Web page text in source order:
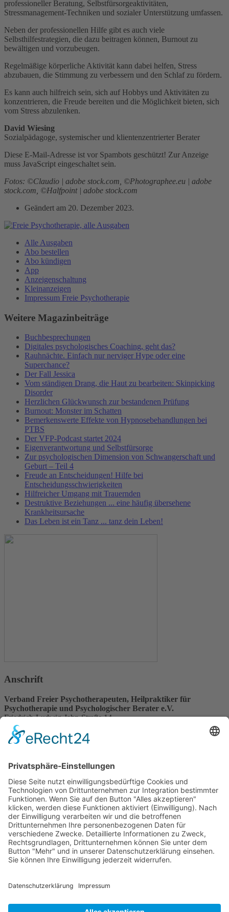
professioneller Beratung, Selbstfürsorgeaktivitäten,
Stressmanagement-Techniken und sozialer Unterstützung umfassen.
Neben der professionellen Hilfe gibt es auch viele
Selbsthilfestrategien, die dazu beitragen können, Burnout zu
bewältigen und vorzubeugen.
Regelmäßige körperliche Aktivität kann dabei helfen, Stress
abzubauen, die Stimmung zu verbessern und den Schlaf zu fördern.
Es kann auch hilfreich sein, sich auf Hobbys und Aktivitäten zu
konzentrieren, die Freude bereiten und die Möglichkeit bieten, sich
vom Stress abzulenken.
David Wiesing
Sozialpädagoge, systemischer und klientenzentrierter Berater
Diese E-Mail-Adresse ist vor Spambots geschützt! Zur Anzeige
muss JavaScript eingeschaltet sein.
Fotos: ©Claudio | adobe stock.com, ©Photographee.eu | adobe
stock.com, ©Halfpoint | adobe stock.com
Geändert am 20. Dezember 2023.
Alle Ausgaben
Abo bestellen
Abo kündigen
App
Anzeigenschaltung
Kleinanzeigen
Impressum Freie Psychotherapie
Weitere Magazinbeiträge
Buchbesprechungen
Digitales psychologisches Coaching, geht das?
Rauhnächte. Einfach nur nerviger Hype oder eine
Superchance?
Der Fall Jessica
Vom ständigen Drang, die Haut zu bearbeiten: Skinpicking
Disorder
Herzlichen Glückwunsch zur bestandenen Prüfung
Burnout: Monster im Schatten
Bemerkenswerte Effekte von Hypnosebehandlungen bei
PTBS
Der VFP-Podcast startet 2024
Eigenverantwortung und Selbstfürsorge
Zur psychologischen Dimension von Schwangerschaft und
Geburt – Teil 4
Freude an Entscheidungen! Hilfe bei
Entscheidungsschwierigkeiten
Hilfreicher Umgang mit Trauernden
Destruktive Beziehungen ... eine häufig übersehene
Krankheitsursache
Das Leben ist ein Tanz ... tanz dein Leben!
Anschrift
Verband Freier Psychotherapeuten, Heilpraktiker für
Psychotherapie und Psychologischer Berater e.V.
Friedrich-Ludwig-Jahn-Straße 14
31582 Nienburg/Weser
Service-Team
05021-8650320
Diese E-Mail-Adresse ist vor Spambots geschützt! Zur Anzeige
muss JavaScript eingeschaltet sein.
Wir sind Mitglied
Impressum
Login